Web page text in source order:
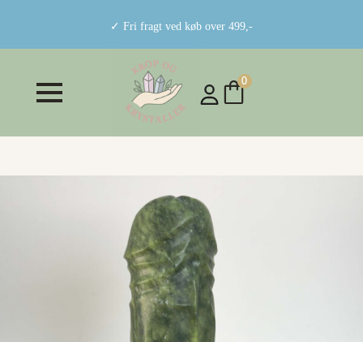
✓ Fri fragt ved køb over 499,-
0